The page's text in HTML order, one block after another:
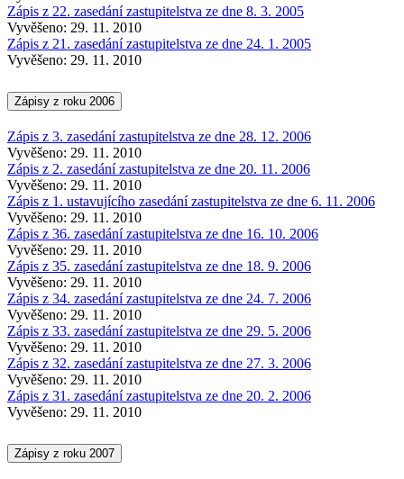
Zápis z 22. zasedání zastupitelstva ze dne 8. 3. 2005
Vyvěšeno: 29. 11. 2010
Zápis z 21. zasedání zastupitelstva ze dne 24. 1. 2005
Vyvěšeno: 29. 11. 2010
Zápisy z roku 2006
Zápis z 3. zasedání zastupitelstva ze dne 28. 12. 2006
Vyvěšeno: 29. 11. 2010
Zápis z 2. zasedání zastupitelstva ze dne 20. 11. 2006
Vyvěšeno: 29. 11. 2010
Zápis z 1. ustavujícího zasedání zastupitelstva ze dne 6. 11. 2006
Vyvěšeno: 29. 11. 2010
Zápis z 36. zasedání zastupitelstva ze dne 16. 10. 2006
Vyvěšeno: 29. 11. 2010
Zápis z 35. zasedání zastupitelstva ze dne 18. 9. 2006
Vyvěšeno: 29. 11. 2010
Zápis z 34. zasedání zastupitelstva ze dne 24. 7. 2006
Vyvěšeno: 29. 11. 2010
Zápis z 33. zasedání zastupitelstva ze dne 29. 5. 2006
Vyvěšeno: 29. 11. 2010
Zápis z 32. zasedání zastupitelstva ze dne 27. 3. 2006
Vyvěšeno: 29. 11. 2010
Zápis z 31. zasedání zastupitelstva ze dne 20. 2. 2006
Vyvěšeno: 29. 11. 2010
Zápisy z roku 2007